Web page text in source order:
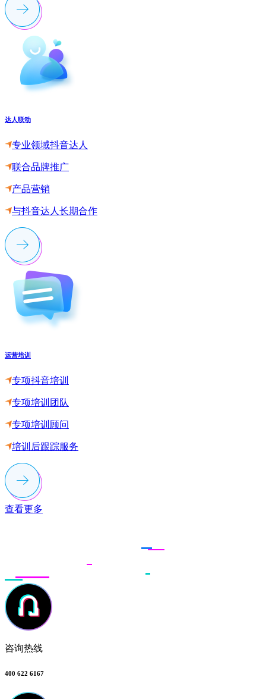
达人联动
专业领域抖音达人
联合品牌推广
产品营销
与抖音达人长期合作
运营培训
专项抖音培训
专项培训团队
专项培训顾问
培训后跟踪服务
查看更多
咨询热线
400 622 6167